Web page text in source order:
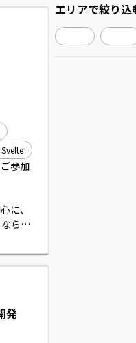
おける
環境
及び
び運
Svelte
参加
に、
らび
だき
発
エリアで絞り込